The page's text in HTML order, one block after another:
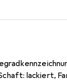
lackiert,